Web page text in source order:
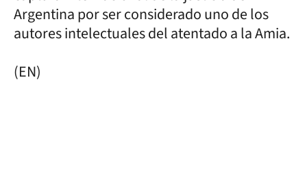
Argentina por ser considerado uno de los
autores intelectuales del atentado a la Amia.
(EN)